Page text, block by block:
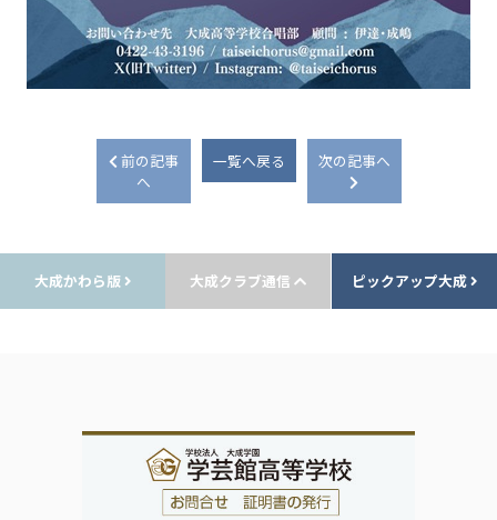
前の記事
へ
一覧へ戻る 次の記事へ
大成かわら版 大成クラブ通信 ピックアップ大成